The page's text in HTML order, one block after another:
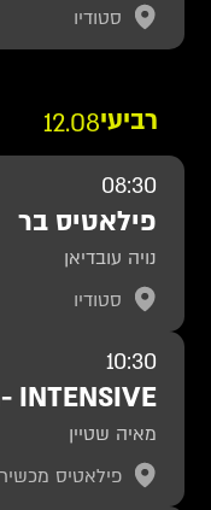
סטודיו
רביעי12.08
08:30
פילאטיס בר
נויה עובדיאן
סטודיו
10:30
INTENSIVE -מכשירים
מאיה שטיין
פילאטיס